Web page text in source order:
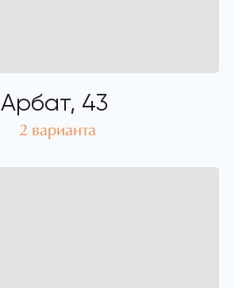
Арбат, 43
2 варианта